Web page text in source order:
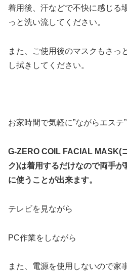
着用後、汗などで不快に感じる
っと洗い流してください。
また、ご使用後のマスクもさっ
し拭きしてください。
お家時間で気軽に”ながらエステ”
G-ZERO COIL FACIAL MASK(
ク)は着用するだけなので両手が
に使うことが出来ます。
テレビを見ながら
PC作業をしながら
また、電源を使用しないので家